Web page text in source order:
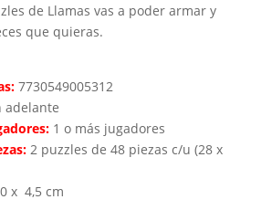
de Llamas vas a poder armar y
que quieras.
7730549005312
adelante
1 o más jugadores
2 puzzles de 48 piezas c/u (28 x
x 4,5 cm